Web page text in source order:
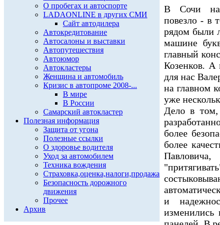
О пробегах и автоспорте
LADAONLINE в других СМИ
Сайт автодилера
Автокредитование
Автосалоны и выставки
Автопутешествия
Автоюмор
Автокластеры
Женщина и автомобиль
Кризис в автопроме 2008-...
В мире
В России
Самарский автокластер
Полезная информация
Защита от угона
Полезные ссылки
О здоровье водителя
Уход за автомобилем
Техника вождения
Страховка,оценка,налоги,продажа
Безопасность дорожного
движения
Прочее
Архив
В Сочи
повезло - в
рядом были
машине
главный
Козенков. А
для нас
на главном
уже
Дело в том,
более
более
и
изменились